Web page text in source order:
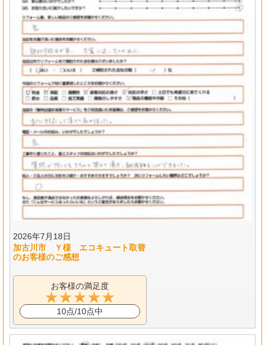
2026年7月18日
加古川市 Ｙ様 エコキュート取替
のお客様のご感想
お客様の満足度
10点/10点中